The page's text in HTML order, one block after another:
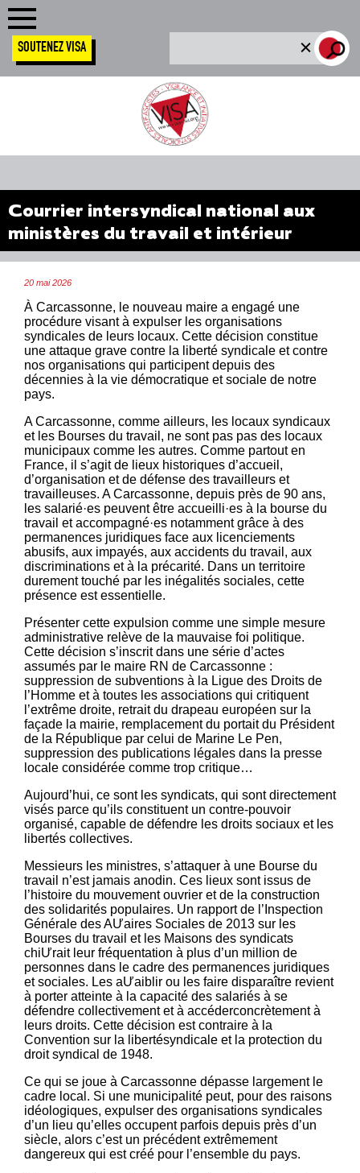
SOUTENEZ VISA
Courrier intersyndical national aux
ministères du travail et intérieur
20 mai 2026
À Carcassonne, le nouveau maire a engagé une
procédure visant à expulser les organisations
syndicales de leurs locaux. Cette décision constitue
une attaque grave contre la liberté syndicale et contre
nos organisations qui participent depuis des
décennies à la vie démocratique et sociale de notre
pays.
A Carcassonne, comme ailleurs, les locaux syndicaux
et les Bourses du travail, ne sont pas pas des locaux
municipaux comme les autres. Comme partout en
France, il s’agit de lieux historiques d’accueil,
d’organisation et de défense des travailleurs et
travailleuses. A Carcassonne, depuis près de 90 ans,
les salarié·es peuvent être accueilli·es à la bourse du
travail et accompagné·es notamment grâce à des
permanences juridiques face aux licenciements
abusifs, aux impayés, aux accidents du travail, aux
discriminations et à la précarité. Dans un territoire
durement touché par les inégalités sociales, cette
présence est essentielle.
Présenter cette expulsion comme une simple mesure
administrative relève de la mauvaise foi politique.
Cette décision s’inscrit dans une série d’actes
assumés par le maire RN de Carcassonne :
suppression de subventions à la Ligue des Droits de
l’Homme et à toutes les associations qui critiquent
l’extrême droite, retrait du drapeau européen sur la
façade la mairie, remplacement du portait du Président
de la République par celui de Marine Le Pen,
suppression des publications légales dans la presse
locale considérée comme trop critique…
Aujourd’hui, ce sont les syndicats, qui sont directement
visés parce qu’ils constituent un contre-pouvoir
organisé, capable de défendre les droits sociaux et les
libertés collectives.
Messieurs les ministres, s’attaquer à une Bourse du
travail n’est jamais anodin. Ces lieux sont issus de
l’histoire du mouvement ouvrier et de la construction
des solidarités populaires. Un rapport de l’Inspection
Générale des AƯaires Sociales de 2013 sur les
Bourses du travail et les Maisons des syndicats
chiƯrait leur fréquentation à plus d’un million de
personnes dans le cadre des permanences juridiques
et sociales. Les aƯaiblir ou les faire disparaître revient
à porter atteinte à la capacité des salariés à se
défendre collectivement et à accéderconcrètement à
leurs droits. Cette décision est contraire à la
Convention sur la libertésyndicale et la protection du
droit syndical de 1948.
Ce qui se joue à Carcassonne dépasse largement le
cadre local. Si une municipalité peut, pour des raisons
idéologiques, expulser des organisations syndicales
d’un lieu qu’elles occupent parfois depuis près d’un
siècle, alors c’est un précédent extrêmement
dangereux qui est créé pour l’ensemble du pays.